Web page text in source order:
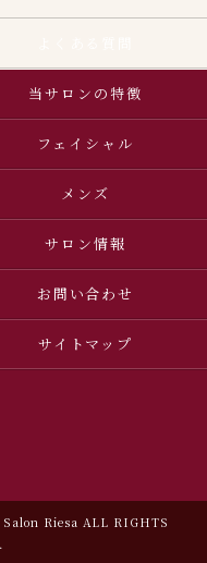
当サロンの特徴
フェイシャル
メンズ
サロン情報
お問い合わせ
サイトマップ
Riesa ALL RIGHTS